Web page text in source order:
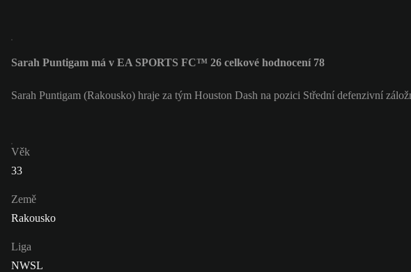
Sarah Puntigam má v EA SPORTS FC™ 26 celkové hodnocení 78
Sarah Puntigam (Rakousko) hraje za tým Houston Dash na pozici Střední defenzivní
Věk
33
Země
Rakousko
Liga
NWSL